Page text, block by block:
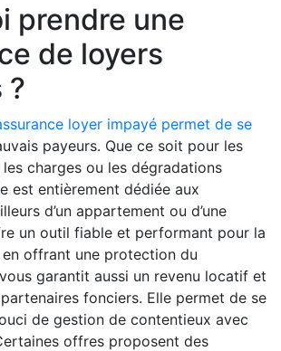
prendre une
de loyers
?
loyer impayé permet de se
payeurs. Que ce soit pour les
les charges ou les dégradations
est entièrement dédiée aux
d’un appartement ou d’une
un outil fiable et performant pour la
offrant une protection du
garantit aussi un revenu locatif et
fonciers. Elle permet de se
de gestion de contentieux avec
offres proposent des